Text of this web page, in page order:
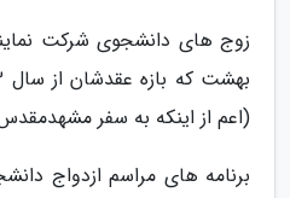
زوج های دانشجوی شرکت
(اعم از اینکه به سفر
برنامه های مراسم ازدواج